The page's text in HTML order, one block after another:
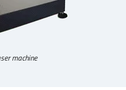
machine